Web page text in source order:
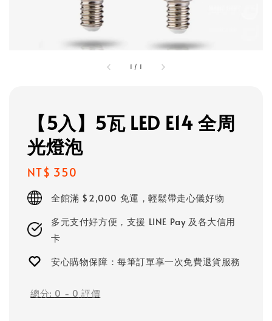
1 / 1
【5入】5瓦 LED E14 全周
光燈泡
Regular
price
NT$ 350
全館滿 $2,000 免運，輕鬆帶走心儀好物
多元支付好方便，支援 LINE Pay 及各大信用
卡
安心購物保障：每筆訂單享一次免費退貨服務
總分: 0 - 0 評價